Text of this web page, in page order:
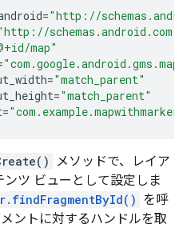
="http://
schemas.android.com/
map"
="match_parent"
="match_parent"
=
メソッドで、レイア
ツ ビューとして設定しま
を呼
ントに対するハンドルを取